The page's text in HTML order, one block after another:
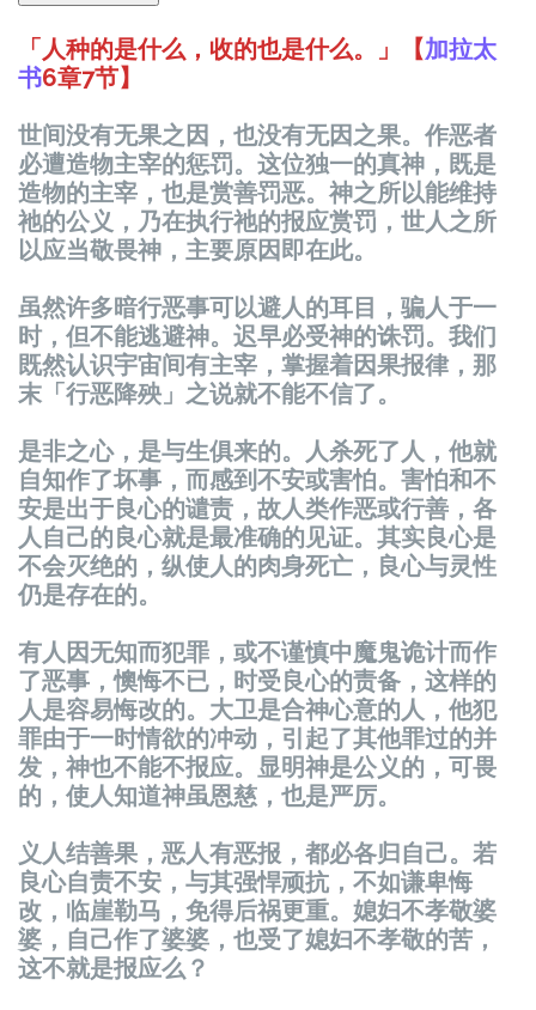
「人种的是什么，收的也是什么。」【加拉太
书6章7节】
世间没有无果之因，也没有无因之果。作恶者
必遭造物主宰的惩罚。 这位独一的真神，既是
造物的主宰，也是赏善罚恶。神之所以能维持
祂的公义 ，乃在执行祂的报应赏罚 ，世人之所
以应当敬畏神，主要原因即在此。
虽然许多暗行恶事可以避人的耳目， 骗人于一
时，但不能逃避神。 迟早必受神的诛罚。我们
既然认识宇宙间有主宰，掌握着因果报律，那
末「行恶降殃」之说就不能不信了。
是非之心，是与生俱来的。人杀死了人，他就
自知作了坏事，而感到不安或害怕。害怕和不
安是出于良心的谴责 ，故人类作恶或行善，各
人自己的良心就是最准确的见证。其实良心是
不会灭绝的， 纵使人的肉身死亡，良心与灵性
仍是存在的。
有人因无知而犯罪，或不谨慎中魔鬼诡计而作
了恶事，懊悔不已， 时受良心的责备 ， 这样的
人是容易悔改的。大卫是合神心意的人，他犯
罪由于一时情欲的冲动 ，引起了其他罪过的并
发 ，神也不能不报应。 显明神是公义的，可畏
的，使人知道神虽恩慈，也是严厉。
义人结善果， 恶人有恶报 ，都必各归自己。若
良心自责不安，与其强悍顽抗，不如谦卑悔
改， 临崖勒马 ，免得后祸更重。媳妇不孝敬婆
婆，自己作了婆婆，也受了媳妇不孝敬的苦，
这不就是报应么？